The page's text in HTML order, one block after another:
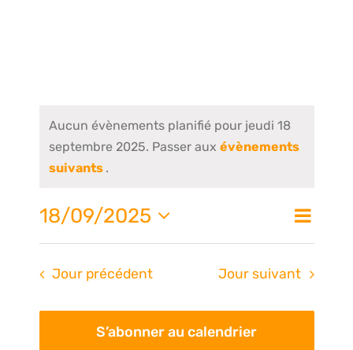
Aucun évènements planifié pour jeudi 18
septembre 2025. Passer aux évènements
suivants .
de
Jour
18/09/2025
Sélectionnez
date.
Jour précédent Jour suivant
S’abonner au calendrier